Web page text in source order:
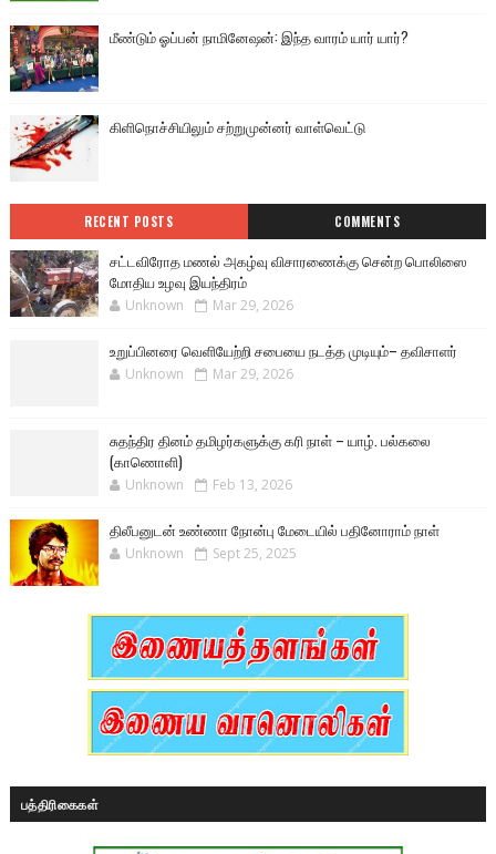
மீண்டும் ஓப்பன் நாமினேஷன்: இந்த வாரம் யார் யார்?
கிளிநொச்சியிலும் சற்றுமுன்னர் வாள்வெட்டு
RECENT POSTS COMMENTS
சட்டவிரோத மணல் அகழ்வு விசாரணைக்கு சென்ற பொலிஸை
மோதிய உழவு இயந்திரம்
Unknown Mar 29, 2026
உறுப்பினரை வெளியேற்றி சபையை நடத்த முடியும்– தவிசாளர்
Unknown Mar 29, 2026
சுதந்திர தினம் தமிழர்களுக்கு கரி நாள் – யாழ். பல்கலை
(காணொளி)
Unknown Feb 13, 2026
திலீபனுடன் உண்ணா நோன்பு மேடையில் பதினோராம் நாள்
Unknown Sept 25, 2025
பத்திரிகைகள்